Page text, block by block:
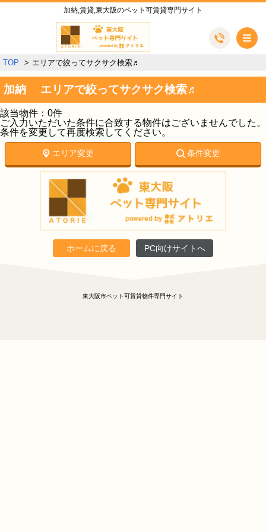
加納,賃貸,東大阪のペット可賃貸専門サイト
TOP エリアで絞ってサクサク検索♬
加納 エリアで絞ってサクサク検索♬
該当物件：0件
ご入力いただいた条件に合致する物件はございませんでした。
条件を変更して再度検索してください。
エリア変更 条件変更
ホームに戻る PC向けサイトへ
東大阪市ペット可賃貸物件専門サイト